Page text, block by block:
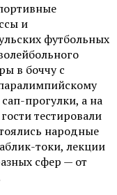
и
футбольных
в боччу с
прогулки, а на
тестировали
народные
токи, лекции
сфер — от